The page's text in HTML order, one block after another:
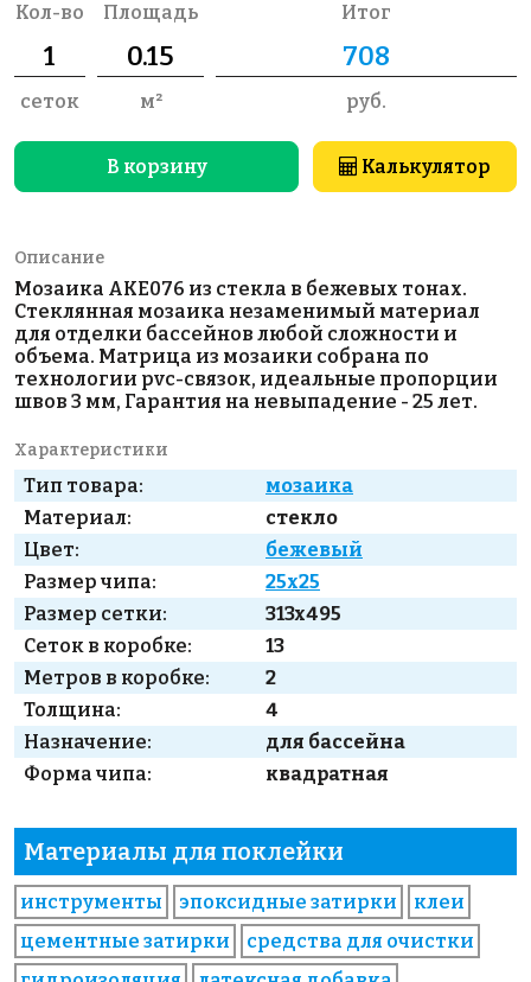
Кол-во
сеток
Площадь
м²
Итог
руб.
В корзину Калькулятор
Описание
Мозаика AKE076 из стекла в бежевых тонах.
Стеклянная мозаика незаменимый материал
для отделки бассейнов любой сложности и
объема. Матрица из мозаики собрана по
технологии pvc-связок, идеальные пропорции
швов 3 мм, Гарантия на невыпадение - 25 лет.
Характеристики
Тип товара:
мозаика
Материал:
стекло
Цвет:
бежевый
Размер чипа:
25x25
Размер сетки:
313x495
Сеток в коробке:
13
Метров в коробке:
2
Толщина:
4
Назначение:
для бассейна
Форма чипа:
квадратная
Материалы для поклейки
инструменты эпоксидные затирки
клеи
цементные затирки
средства для очистки